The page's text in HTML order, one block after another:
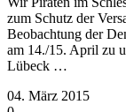
zum Schutz der
Beobachtung der
am 14./15. April zu
Lübeck …
04. März 2015